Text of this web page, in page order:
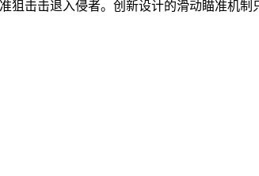
击击退入侵者。创新设计的滑动瞄准机